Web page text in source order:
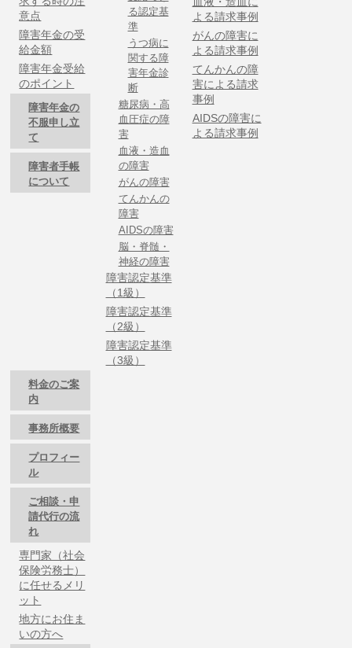
意点
障害年金の受
給金額
障害年金受給
のポイント
障害年金の
不服申し立
て
障害者手帳
について
る認定基
準
うつ病に
関する障
害年金診
断
糖尿病・高
血圧症の障
害
血液・造血
の障害
がんの障害
てんかんの
障害
AIDSの障害
脳・脊髄・
神経の障害
障害認定基準
（1級）
障害認定基準
（2級）
障害認定基準
（3級）
よる請求事例
がんの障害に
よる請求事例
てんかんの障
害による請求
事例
AIDSの障害に
よる請求事例
料金のご案
内
事務所概要
プロフィー
ル
ご相談・申
請代行の流
れ
専門家（社会
保険労務士）
に任せるメリ
ット
地方にお住ま
いの方へ